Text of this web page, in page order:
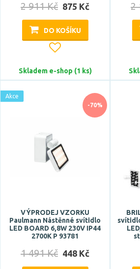
Značka
ACA
ARTEMIDE
Azzardo
BPM
Zobrazit více
2 911 Kč 875 Kč
DO KOŠÍKU
Skladem e-shop (1 ks)
2
-70%
Akce
VÝPRODEJ VZORKU
Paulmann Nástěnné svítidlo
LED BOARD 6,8W 230V IP44
2700K P 93781
1 491 Kč 448 Kč